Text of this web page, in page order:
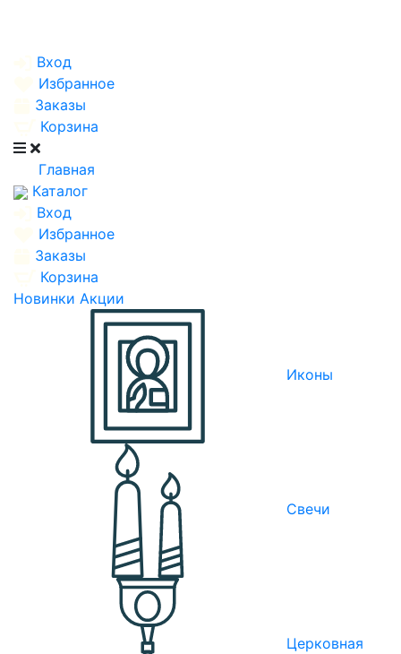
Вход
Избранное
Заказы
Корзина
Главная
Каталог
Вход
Избранное
Заказы
Корзина
Новинки Акции
Иконы
Свечи
Церковная